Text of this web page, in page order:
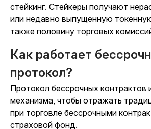
стейкинг. Стейкеры получают
или недавно выпущенную
также половину торговых
Как работает
протокол?
Протокол бессрочных контрактов
механизма, чтобы отражать
при торговле бессрочными
страховой фонд.